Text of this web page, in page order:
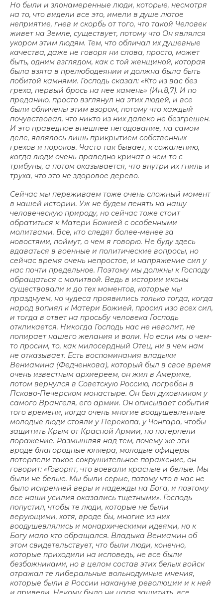
Но были и злонамеренные люди, которые, несмотря
на то, что видели все это, имели в душе лютое
неприятие, гнев и скорбь от того, что такой Человек
живет на Земле, существует, потому что Он являлся
укором этим людям. Тем, что обличал их душевные
качества, даже не говоря ни слова, просто, может
быть, одним взглядом, как с той женщиной, которая
была взята в прелюбодеянии и должна была быть
побитой камнями. Господь сказал: «Кто из вас без
греха, первый брось на нее камень» (Ин.8,7). И по
преданию, просто взглянул на этих людей, и все
были обличены этим взором, потому что каждый
почувствовал, что никто из них далеко не безгрешен.
И это праведное внешнее негодование, на самом
деле, являлось лишь прикрытием собственных
грехов и пороков. Часто так бывает, к сожалению,
когда люди очень праведно кричат о чем-то с
трибуны, а потом оказывается, что внутри их гниль и
труха, что это не здоровое дерево.
Сейчас мы переживаем тоже очень сложный момент
в нашей истории. Уж не будем пенять на нашу
человеческую природу, но сейчас тоже стоит
обратиться к Матери Божией с особенными
молитвами. Все, кто следят более-менее за
новостями, поймут, о чем я говорю. Не буду здесь
вдаваться в военные и политические вопросы, но
сейчас время очень непростое, и напряжение сил у
нас почти предельное. Поэтому мы должны к Господу
обращаться с молитвой. Ведь в истории иконы
существовали и до тех моментов, которые мы
празднуем, но чудеса проявились только тогда, когда
народ вопиял к Матери Божией, просил изо всех сил,
и тогда в ответ на просьбу человека Господь
откликается. Никогда Господь нас не неволит, не
попирает нашего желания и воли. Но если мы о чем-
то просим, то, как милосердный Отец, ни в чем нам
не отказывает. Есть воспоминания владыки
Вениамина (Федченкова), который был в свое время
очень известным архиереем, он жил в Америке,
потом вернулся в Советскую Россию, погребен в
Псково-Печерском монастыре. Он был духовником у
самого Врангеля, его армии. Он описывает события
того времени, когда очень многие воодушевленные
молодые люди стояли у Перекопа, у Чонгара, чтобы
защитить Крым от Красной Армии, но потерпели
поражение. Размышляя над тем, почему же эти
вроде благородные юнкера, молодые офицеры
потерпели такое сокрушительное поражение, он
говорит: «Говорят, что воевали красные и белые. Мы
были не белые. Мы были серые, потому что в нас не
было искренней веры и надежды на Бога, и поэтому
все наши усилия оказались тщетными». Господь
попустил, чтобы те люди, которые не были
верующими, хотя, вроде бы, многие из них
воодушевлялись и монархическими идеями, но к
Богу мало кто обращался. Владыка Вениамин об
этом свидетельствует, что были люди, конечно,
которые приходили на исповедь, не все были
безбожниками, но в целом состав этих белых войск
отражал те либеральные вольнодумные мнения,
которые были в России накануне революции и к ней